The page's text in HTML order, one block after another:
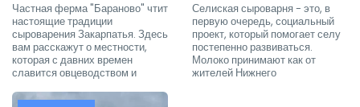
Частная ферма "Бараново" чтит
настоящие традиции
сыроварения Закарпатья. Здесь
вам расскажут о местности,
которая с давних времен
славится овцеводством и
Селиская сыроварня - это, в
первую очередь, социальный
проект, который помогает селу
постепенно развиваться.
Молоко принимают как от
жителей Нижнего